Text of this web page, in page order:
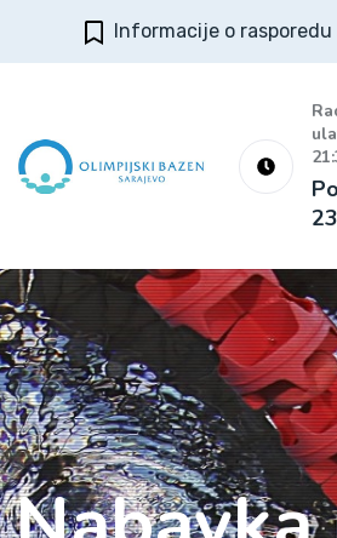
Informacije o rasporedu